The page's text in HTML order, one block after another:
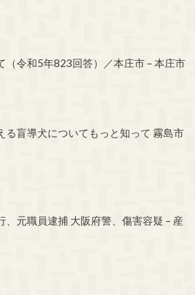
（令和5年823回答）／本庄市 – 本庄市
る盲導犬についてもっと知って 霧島市
、元職員逮捕 大阪府警、傷害容疑 – 産